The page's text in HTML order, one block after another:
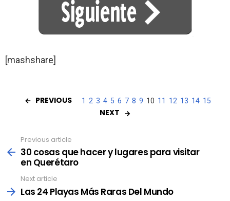
[mashshare]
PREVIOUS 1 2 3 4 5 6 7 8 9 10 11 12 13 14 15
NEXT
more
Previous article
30 cosas que hacer y lugares para visitar
en Querétaro
Next article
Las 24 Playas Más Raras Del Mundo